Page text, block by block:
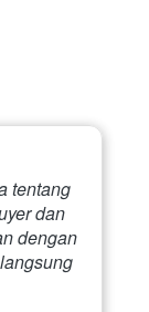
dan
dengan